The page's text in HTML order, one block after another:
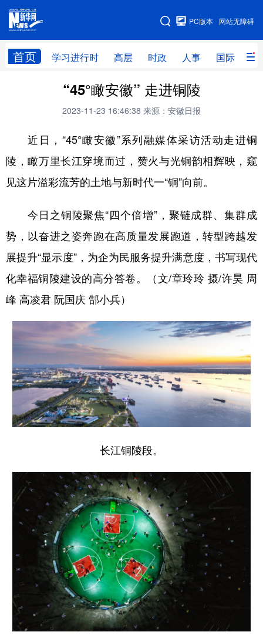
网站无障碍
PC版本
首页 学习进行时 高层 时政 人事 国际 财
网站地图
高层 时政
财经 网评
台湾 思客智库 全球连线 教育
科技 科创 量子 体育
文化 书画 健康
访谈 视频 图片 政务
法律 中央文件 金融 汽车
食品 人居 信息化 数字经济
学术中国 乡村振兴 银龄 溯源中国
彩票 娱乐 时尚 悦读
一带一路 亚太网 上市公司
文化产业
地方频道
天津 河北
吉林 上海 江苏
浙江 安徽 福建
山东 河南 湖北 湖南
广东 广西 海南 重庆
四川 贵州 云南 西藏
甘肃 青海
新疆 内蒙古 黑龙江
“45°瞰安徽” 走进铜陵
2023-11-23 16:46:38 来源：安徽日报
近日，“45°瞰安徽”系列融媒体采访活动走进铜
陵，瞰万里长江穿境而过，赞火与光铜韵相辉映，窥
见这片溢彩流芳的土地与新时代一“铜”向前。
今日之铜陵聚焦“四个倍增”，聚链成群、集群成
势，以奋进之姿奔跑在高质量发展跑道，转型跨越发
展提升“显示度”，为企为民服务提升满意度，书写现代
化幸福铜陵建设的高分答卷。（文/章玲玲 摄/许昊 周
峰 高凌君 阮国庆 郜小兵）
长江铜陵段。